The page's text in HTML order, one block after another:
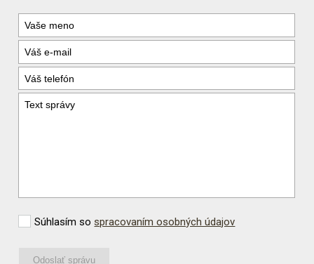
Súhlasím sospracovaním osobných údajov